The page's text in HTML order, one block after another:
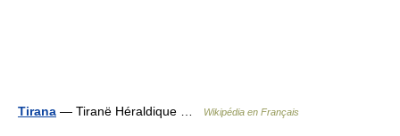
Tirana — Tiranë Héraldique … Wikipédia en Français